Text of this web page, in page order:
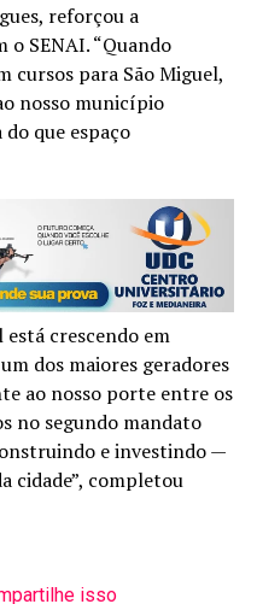
reforçou a
SENAI. “Quando
cursos para São Miguel,
nosso município
que espaço
está crescendo em
dos maiores geradores
ao nosso porte entre os
no segundo mandato
e investindo —
cidade”, completou
isso